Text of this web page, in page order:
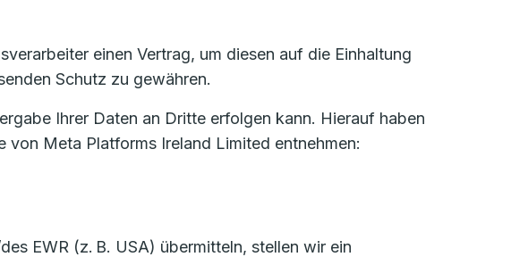
einen Vertrag, um diesen auf die Einhaltung
Schutz zu gewähren.
Ihrer Daten an Dritte erfolgen kann. Hierauf haben
von Meta Platforms Ireland Limited entnehmen:
EWR (z. B. USA) übermitteln, stellen wir ein